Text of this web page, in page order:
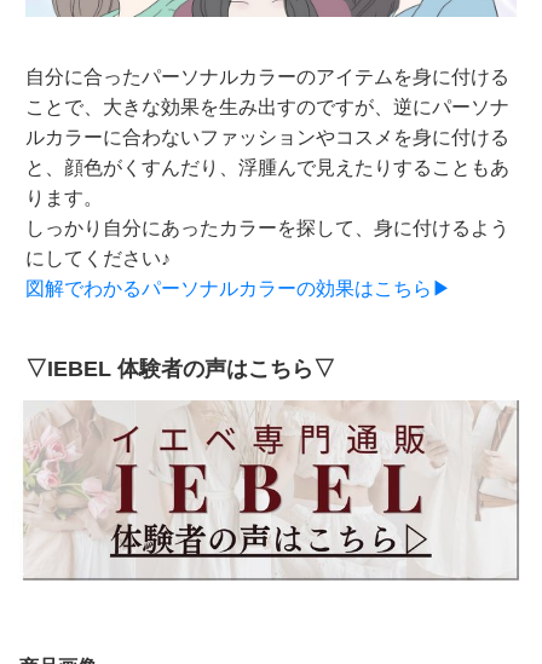
自分に合ったパーソナルカラーのアイテムを身に付ける
ことで、大きな効果を生み出すのですが、逆にパーソナ
ルカラーに合わないファッションやコスメを身に付ける
と、顔色がくすんだり、浮腫んで見えたりすることもあ
ります。
しっかり自分にあったカラーを探して、身に付けるよう
にしてください♪
図解でわかるパーソナルカラーの効果はこちら▶
▽IEBEL 体験者の声はこちら▽